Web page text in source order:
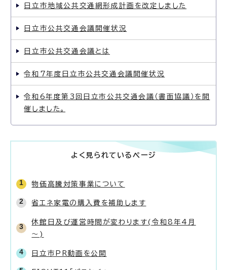
日立市地域公共交通網形成計画を改定しました
日立市公共交通会議開催状況
日立市公共交通会議とは
令和7年度日立市公共交通会議開催状況
令和6年度第3回日立市公共交通会議（書面協議）を開
催しました。
よく見られているページ
物価高騰対策事業について
省エネ家電の購入費を補助します
休館日及び運営時間が変わります(令和8年4月
～)
日立市PR動画を公開